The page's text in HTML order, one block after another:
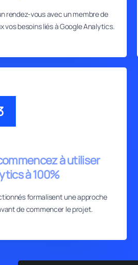
rendez-vous avec un membre de
vos besoins liés à Google Analytics.
à utiliser
à 100%
formalisent une approche
de commencer le projet.